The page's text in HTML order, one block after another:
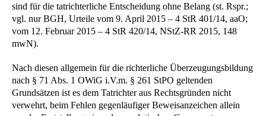
sind für die tatrichterliche Entscheidung ohne Belang (st. Rspr.;
vgl. nur BGH, Urteile vom 9. April 2015 – 4 StR 401/14, aaO;
vom 12. Februar 2015 – 4 StR 420/14, NStZ-RR 2015, 148
mwN).
Nach diesen allgemein für die richterliche Überzeugungsbildung
nach § 71 Abs. 1 OWiG i.V.m. § 261 StPO geltenden
Grundsätzen ist es dem Tatrichter aus Rechtsgründen nicht
verwehrt, beim Fehlen gegenläufiger Beweisanzeichen allein